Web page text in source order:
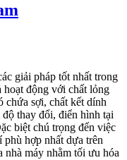
giải pháp tốt nhất trong
hoạt động với chất lỏng
chứa sợi, chất kết dính
độ thay đổi, điển hình tại
biệt chú trọng đến việc
hợp nhất dựa trên
nhà máy nhằm tối ưu hóa